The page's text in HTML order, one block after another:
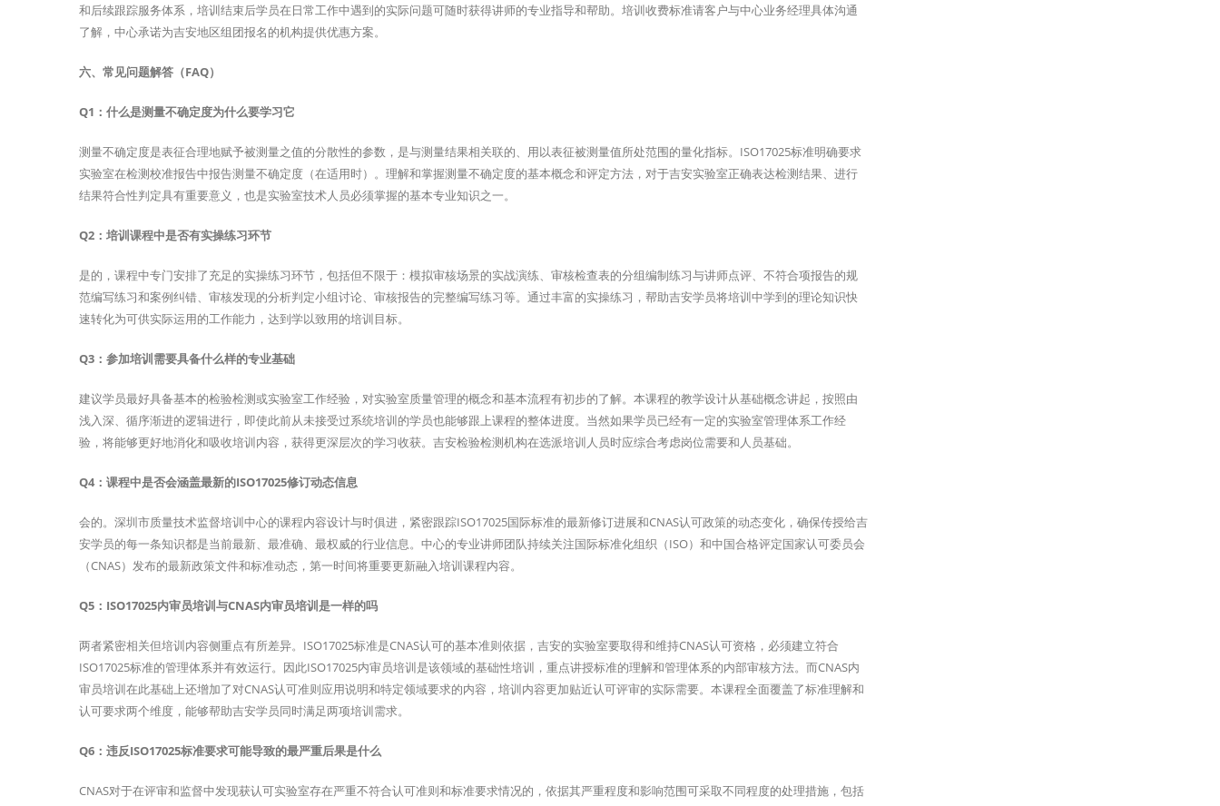
和后续跟踪服务体系，培训结束后学员在日常工作中遇到的实际问题可随时获得讲师的专业指导和帮助。培训收费标准请客户与中心业务经理具体沟通
了解，中心承诺为吉安地区组团报名的机构提供优惠方案。
六、常见问题解答（FAQ）
Q1：什么是测量不确定度为什么要学习它
测量不确定度是表征合理地赋予被测量之值的分散性的参数，是与测量结果相关联的、用以表征被测量值所处范围的量化指标。ISO17025标准明确要求
实验室在检测校准报告中报告测量不确定度（在适用时）。理解和掌握测量不确定度的基本概念和评定方法，对于吉安实验室正确表达检测结果、进行
结果符合性判定具有重要意义，也是实验室技术人员必须掌握的基本专业知识之一。
Q2：培训课程中是否有实操练习环节
是的，课程中专门安排了充足的实操练习环节，包括但不限于：模拟审核场景的实战演练、审核检查表的分组编制练习与讲师点评、不符合项报告的规
范编写练习和案例纠错、审核发现的分析判定小组讨论、审核报告的完整编写练习等。通过丰富的实操练习，帮助吉安学员将培训中学到的理论知识快
速转化为可供实际运用的工作能力，达到学以致用的培训目标。
Q3：参加培训需要具备什么样的专业基础
建议学员最好具备基本的检验检测或实验室工作经验，对实验室质量管理的概念和基本流程有初步的了解。本课程的教学设计从基础概念讲起，按照由
浅入深、循序渐进的逻辑进行，即使此前从未接受过系统培训的学员也能够跟上课程的整体进度。当然如果学员已经有一定的实验室管理体系工作经
验，将能够更好地消化和吸收培训内容，获得更深层次的学习收获。吉安检验检测机构在选派培训人员时应综合考虑岗位需要和人员基础。
Q4：课程中是否会涵盖最新的ISO17025修订动态信息
会的。深圳市质量技术监督培训中心的课程内容设计与时俱进，紧密跟踪ISO17025国际标准的最新修订进展和CNAS认可政策的动态变化，确保传授给吉
安学员的每一条知识都是当前最新、最准确、最权威的行业信息。中心的专业讲师团队持续关注国际标准化组织（ISO）和中国合格评定国家认可委员会
（CNAS）发布的最新政策文件和标准动态，第一时间将重要更新融入培训课程内容。
Q5：ISO17025内审员培训与CNAS内审员培训是一样的吗
两者紧密相关但培训内容侧重点有所差异。ISO17025标准是CNAS认可的基本准则依据，吉安的实验室要取得和维持CNAS认可资格，必须建立符合
ISO17025标准的管理体系并有效运行。因此ISO17025内审员培训是该领域的基础性培训，重点讲授标准的理解和管理体系的内部审核方法。而CNAS内
审员培训在此基础上还增加了对CNAS认可准则应用说明和特定领域要求的内容，培训内容更加贴近认可评审的实际需要。本课程全面覆盖了标准理解和
认可要求两个维度，能够帮助吉安学员同时满足两项培训需求。
Q6：违反ISO17025标准要求可能导致的最严重后果是什么
CNAS对于在评审和监督中发现获认可实验室存在严重不符合认可准则和标准要求情况的，依据其严重程度和影响范围可采取不同程度的处理措施，包括